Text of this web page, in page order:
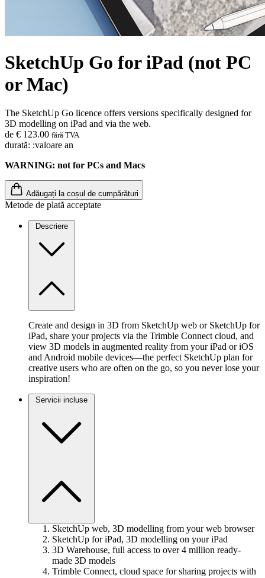
SketchUp Go for iPad (not PC
or Mac)
The SketchUp Go licence offers versions specifically designed for
3D modelling on iPad and via the web.
de € 123.00 fără TVA
durată: :valoare an
WARNING: not for PCs and Macs
Adăugați la coșul de cumpărături
Metode de plată acceptate
Descriere
Create and design in 3D from SketchUp web or SketchUp for
iPad, share your projects via the Trimble Connect cloud, and
view 3D models in augmented reality from your iPad or iOS
and Android mobile devices—the perfect SketchUp plan for
creative users who are often on the go, so you never lose your
inspiration!
Servicii incluse
SketchUp web, 3D modelling from your web browser
SketchUp for iPad, 3D modelling on your iPad
3D Warehouse, full access to over 4 million ready-
made 3D models
Trimble Connect, cloud space for sharing projects with